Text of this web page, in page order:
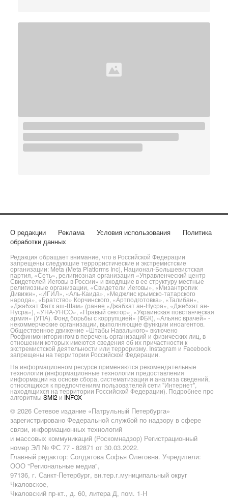
О редакции Реклама Условия использования
Политика
обработки данных
Редакция обращает внимание, что в Российской Федерации
запрещены следующие террористические и экстремистские
организации: Meta (Meta Platforms Inc), Национал-Большевистская
партия, «Сеть», религиозная организация «Управленческий центр
Свидетелей Иеговы в России» и входящие в ее структуру местные
религиозные организации, «Свидетели Иеговы», «Мизантропик
Дивижн», «ИГИЛ», «Аль-Каида», «Меджлис крымско-татарского
народа», «Братство» Корчинского, «Артподготовка», «Талибан»,
«Джабхат Фатх аш-Шам» (ранее «Джабхат ан-Нусра», «Джебхат ан-
Нусра»), «УНА-УНСО», «Правый сектор», «Украинская повстанческая
армия» (УПА). Фонд борьбы с коррупцией» (ФБК), «Альянс врачей» -
некоммерческие организации, выполняющие функции иноагентов.
Общественное движение «Штабы Навального» включено
Росфинмониторингом в перечень организаций и физических лиц, в
отношении которых имеются сведения об их причастности к
экстремистской деятельности или терроризму. Instagram и Facebook
запрещены на территории Российской Федерации.
На информационном ресурсе применяются рекомендательные
технологии (информационные технологии предоставления
информации на основе сбора, систематизации и анализа сведений,
относящихся к предпочтениям пользователей сети "Интернет",
находящихся на территории Российской Федерации). Подробнее про
алгоритмы SMI2 и INFOX
© 2026 Сетевое издание «Патрульный Петербурга»
зарегистрировано Федеральной службой по надзору в сфере
связи, информационных технологий
и массовых коммуникаций (Роскомнадзор) Регистрационный
номер ЭЛ № ФС 77 - 82871 от 30.03.2022.
Главный редактор: Солдатова Софья Олеговна. Учредители:
ООО "Региональные медиа",
97136, г. Санкт-Петербург, вн.тер.г.муниципальный округ
Чкаловское,
Чкаловский пр-кт., д. 60, литера Д, пом. 1-Н